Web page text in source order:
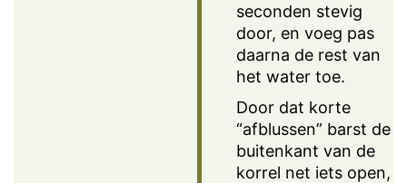
seconden stevig
door, en voeg pas
daarna de rest van
het water toe.
Door dat korte
“afblussen” barst de
buitenkant van de
korrel net iets open,